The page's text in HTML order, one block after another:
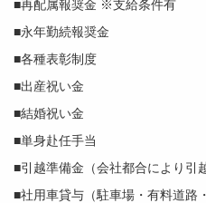
■再配属報奨金 ※支給条件有
■永年勤続報奨金
■各種表彰制度
■出産祝い金
■結婚祝い金
■単身赴任手当
■引越準備金（会社都合により引
■社用車貸与（駐車場・有料道路